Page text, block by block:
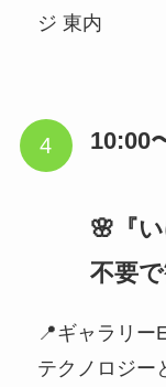
ジ 東内
10:00
🌸『
不要
📍ギャラリー
テクノロジー